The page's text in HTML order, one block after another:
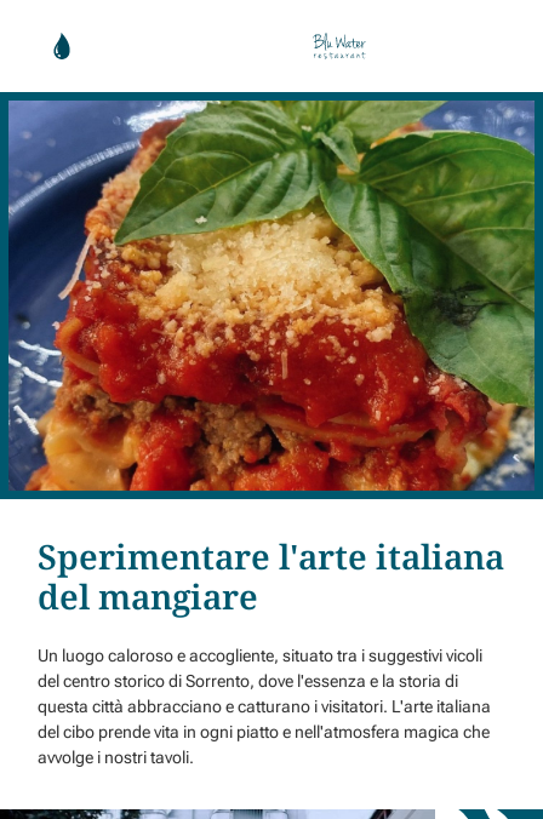
Sperimentare l'arte italiana
del mangiare
Un luogo caloroso e accogliente, situato tra i suggestivi vicoli
del centro storico di Sorrento, dove l'essenza e la storia di
questa città abbracciano e catturano i visitatori. L'arte italiana
del cibo prende vita in ogni piatto e nell'atmosfera magica che
avvolge i nostri tavoli.